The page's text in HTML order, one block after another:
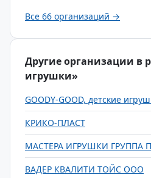
Все 66 организаций →
Другие организации в
игрушки»
GOODY-GOOD, детские
КРИКО-ПЛАСТ
МАСТЕРА ИГРУШКИ ГРУППА
ВАДЕР КВАЛИТИ ТОЙС ООО